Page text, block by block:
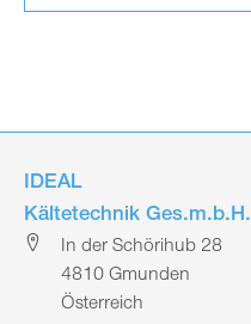
IDEAL
Kältetechnik Ges.m.b.H.
In der Schörihub 28
4810 Gmunden
Österreich